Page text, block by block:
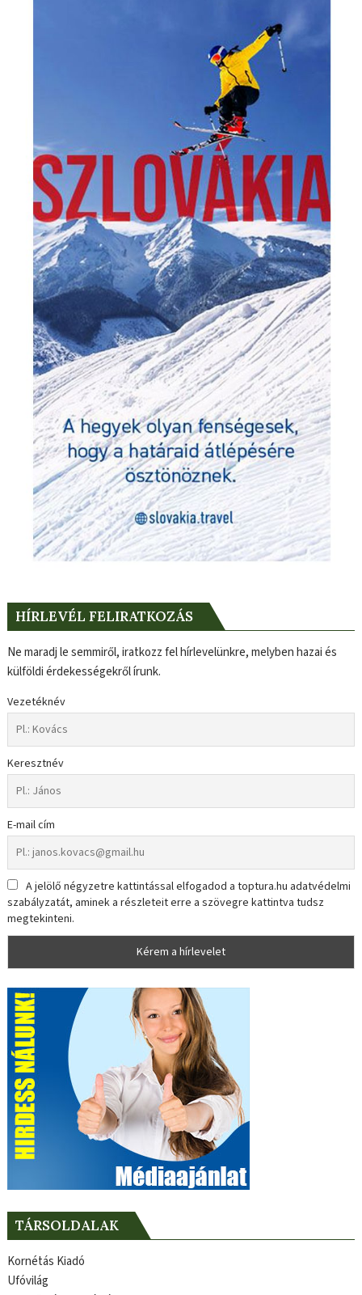
HÍRLEVÉL FELIRATKOZÁS
Ne maradj le semmiről, iratkozz fel hírlevelünkre, melyben hazai és
külföldi érdekességekről írunk.
Vezetéknév
Keresztnév
E-mail cím
A jelölő négyzetre kattintással elfogadod a toptura.hu adatvédelmi
szabályzatát, aminek a részleteit erre a szövegre kattintva tudsz
megtekinteni.
TÁRSOLDALAK
Kornétás Kiadó
Ufóvilág